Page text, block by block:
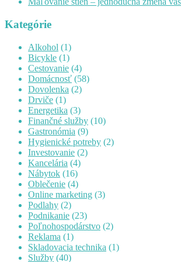
Kategórie
Alkohol (1)
Bicykle (1)
Cestovanie (4)
Domácnosť (58)
Dovolenka (2)
Drviče (1)
Energetika (3)
Finančné služby (10)
Gastronómia (9)
Hygienické potreby (2)
Investovanie (2)
Kancelária (4)
Nábytok (16)
Oblečenie (4)
Online marketing (3)
Podlahy (2)
Podnikanie (23)
Poľnohospodárstvo (2)
Reklama (1)
Skladovacia technika (1)
Služby (40)